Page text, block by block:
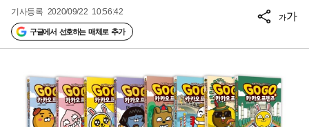
기사등록 2020/09/22 10:56:42
구글에서 선호하는 매체로 추가
가가